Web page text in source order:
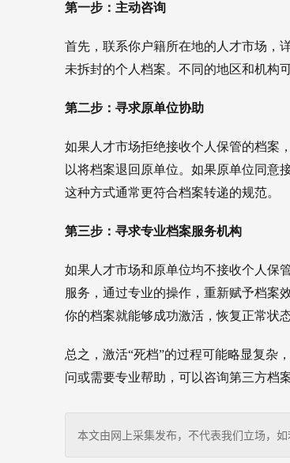
第一步：主动咨询
首先，联系你户籍所在地的人才市场，
未拆封的个人档案。不同的地区和机构
第二步：寻求原单位协助
如果人才市场拒绝接收个人保管的档案
以将档案退回原单位。如果原单位同意
这种方式通常更符合档案转递的规范。
第三步：寻求专业档案服务机构
如果人才市场和原单位均不接收个人保
服务，通过专业的操作，重新赋予档案
你的档案就能够成功激活，恢复正常状态
总之，激活“死档”的过程可能略显复杂
问或需要专业帮助，可以咨询第三方档
本文由网上采集发布，不代表我们立场，